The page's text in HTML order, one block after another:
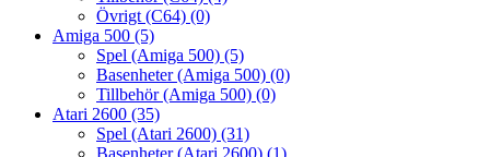
Övrigt (C64) (0)
Amiga 500 (5)
Spel (Amiga 500) (5)
Basenheter (Amiga 500) (0)
Tillbehör (Amiga 500) (0)
Atari 2600 (35)
Spel (Atari 2600) (31)